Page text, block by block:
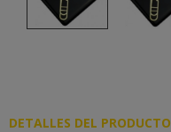
DETALLES DEL PRODUCTO